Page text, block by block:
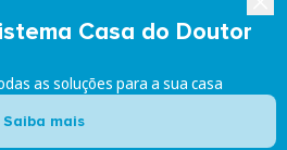
Casa do Doutor
as soluções para a sua casa
Saiba mais